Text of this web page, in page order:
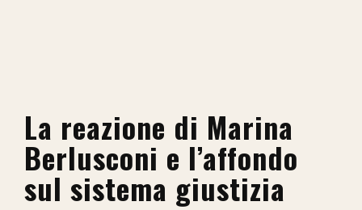
La reazione di Marina
Berlusconi e l’affondo
sul sistema giustizia